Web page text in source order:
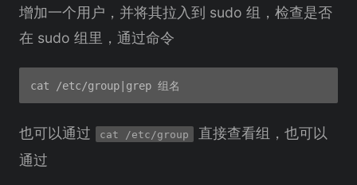
增加一个用户，并将其拉入到 sudo 组，检查是否
在 sudo 组里，通过命令
也可以通过 cat /etc/group
直接查看组，也可以
通过